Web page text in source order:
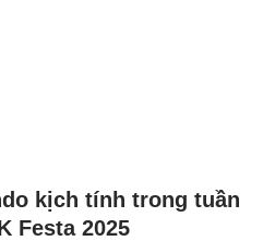
kịch tính trong tuần
Festa 2025